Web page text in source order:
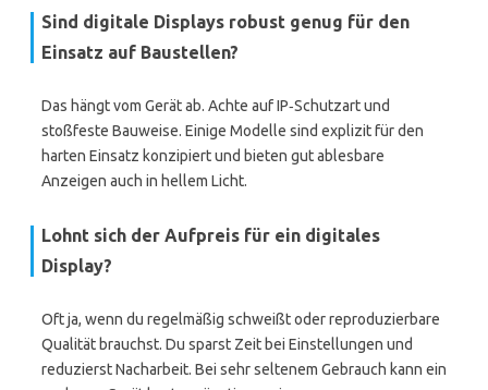
Sind digitale Displays robust genug für den
Einsatz auf Baustellen?
Das hängt vom Gerät ab. Achte auf IP‑Schutzart und
stoßfeste Bauweise. Einige Modelle sind explizit für den
harten Einsatz konzipiert und bieten gut ablesbare
Anzeigen auch in hellem Licht.
Lohnt sich der Aufpreis für ein digitales
Display?
Oft ja, wenn du regelmäßig schweißt oder reproduzierbare
Qualität brauchst. Du sparst Zeit bei Einstellungen und
reduzierst Nacharbeit. Bei sehr seltenem Gebrauch kann ein